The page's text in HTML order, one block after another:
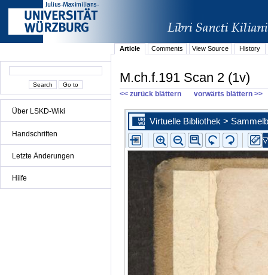
Über LSKD-Wiki
Handschriften
Letzte Änderungen
Hilfe
Article Comments View Source History
M.ch.f.191 Scan 2 (1v)
<< zurück blättern vorwärts blättern >>